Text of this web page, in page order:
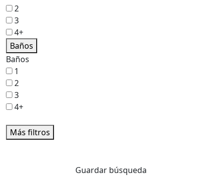
2
3
4+
Baños
Baños
1
2
3
4+
Más filtros
Guardar búsqueda